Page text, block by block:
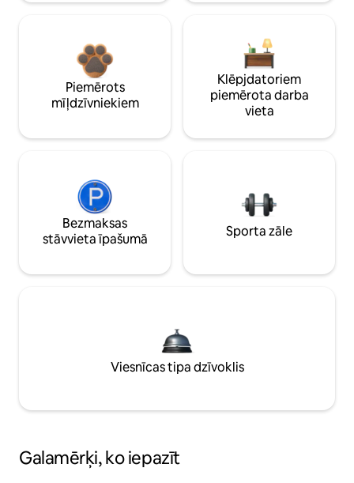
Piemērots
mīļdzīvniekiem
Klēpjdatoriem
piemērota darba
vieta
Bezmaksas
stāvvieta īpašumā
Sporta zāle
Viesnīcas tipa dzīvoklis
Galamērķi, ko iepazīt